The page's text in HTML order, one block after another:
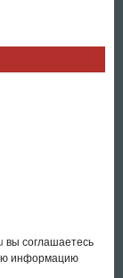
вы соглашаетесь
информацию